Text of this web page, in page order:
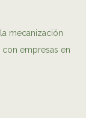
mecanización
empresas en